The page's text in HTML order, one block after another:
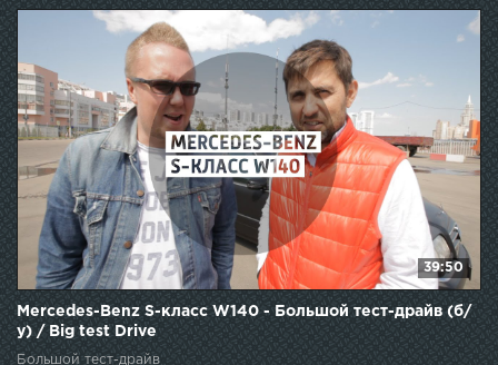
39:50
Mercedes-Benz S-класс W140 - Большой тест-драйв (б/
у) / Big test Drive
Большой тест-драйв